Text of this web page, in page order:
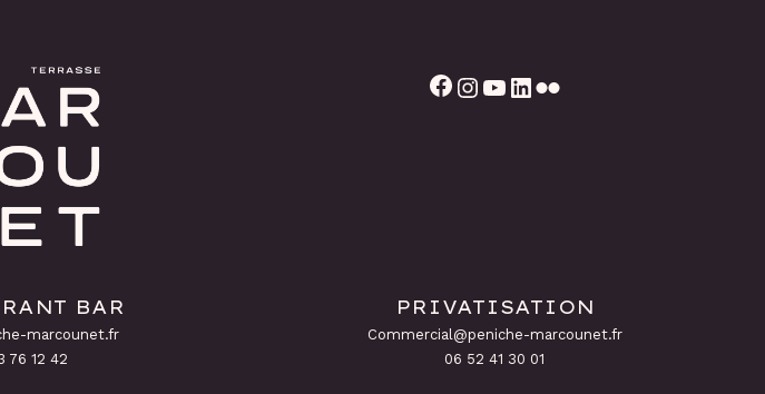
Facebook Instagram YouTube
BAR
marcounet.fr
76 12 42
PRIVATISATION
Commercial@peniche-marcounet.fr
06 52 41 30 01